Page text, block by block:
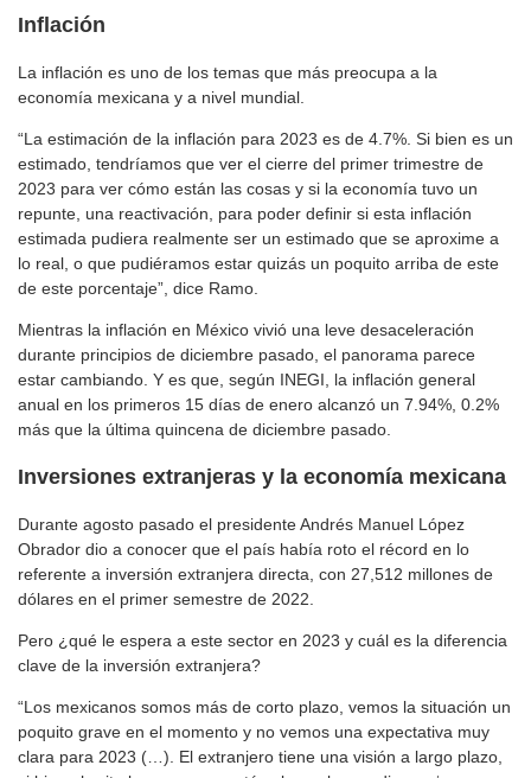
Inflación
La inflación es uno de los temas que más preocupa a la
economía mexicana y a nivel mundial.
“La estimación de la inflación para 2023 es de 4.7%. Si bien es un
estimado, tendríamos que ver el cierre del primer trimestre de
2023 para ver cómo están las cosas y si la economía tuvo un
repunte, una reactivación, para poder definir si esta inflación
estimada pudiera realmente ser un estimado que se aproxime a
lo real, o que pudiéramos estar quizás un poquito arriba de este
de este porcentaje”, dice Ramo.
Mientras la inflación en México vivió una leve desaceleración
durante principios de diciembre pasado, el panorama parece
estar cambiando. Y es que, según INEGI, la inflación general
anual en los primeros 15 días de enero alcanzó un 7.94%, 0.2%
más que la última quincena de diciembre pasado.
Inversiones extranjeras y la economía mexicana
Durante agosto pasado el presidente Andrés Manuel López
Obrador dio a conocer que el país había roto el récord en lo
referente a inversión extranjera directa, con 27,512 millones de
dólares en el primer semestre de 2022.
Pero ¿qué le espera a este sector en 2023 y cuál es la diferencia
clave de la inversión extranjera?
“Los mexicanos somos más de corto plazo, vemos la situación un
poquito grave en el momento y no vemos una expectativa muy
clara para 2023 (…). El extranjero tiene una visión a largo plazo,